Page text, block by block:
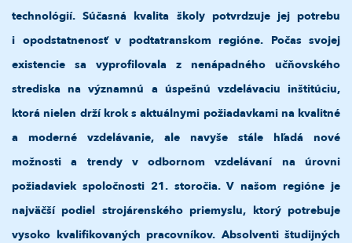
technológií. Súčasná kvalita školy potvrdzuje jej potrebu
i opodstatnenosť v podtatranskom regióne. Počas svojej
existencie sa vyprofilovala z nenápadného učňovského
strediska na významnú a úspešnú vzdelávaciu inštitúciu,
ktorá nielen drží krok s aktuálnymi požiadavkami na kvalitné
a moderné vzdelávanie, ale navyše stále hľadá nové
možnosti a trendy v odbornom vzdelávaní na úrovni
požiadaviek spoločnosti 21. storočia. V našom regióne je
najväčší podiel strojárenského priemyslu, ktorý potrebuje
vysoko kvalifikovaných pracovníkov. Absolventi študijných